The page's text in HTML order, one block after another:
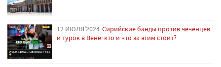
12 ИЮЛЯ'2024 Сирийские банды против чеченцев
и турок в Вене: кто и что за этим стоит?